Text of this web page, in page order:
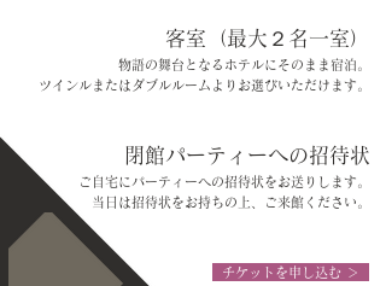
客室（最大２名一室）
物語の舞台となるホテルにそのまま宿泊。
ツインルまたはダブルルームよりお選びいただけます。
閉館パーティーへの招待状
ご自宅にパーティーへの招待状をお送りします。
当日は招待状をお持ちの上、ご来館ください。
チケットを申し込む ＞